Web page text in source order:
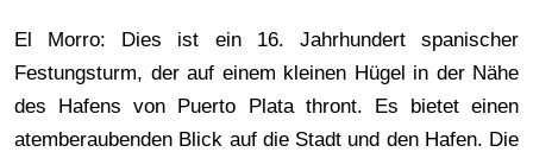
El Morro: Dies ist ein 16. Jahrhundert spanischer
Festungsturm, der auf einem kleinen Hügel in der Nähe
des Hafens von Puerto Plata thront. Es bietet einen
atemberaubenden Blick auf die Stadt und den Hafen. Die